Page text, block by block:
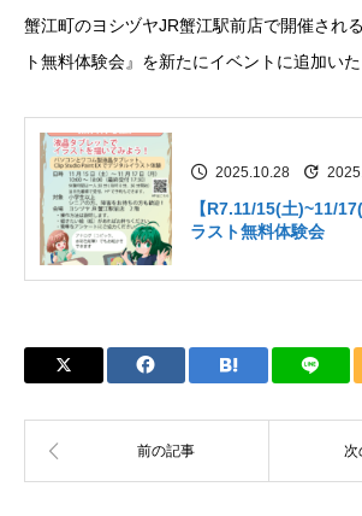
蟹江町のヨシヅヤJR蟹江駅前店で開催され
ト無料体験会』を新たにイベントに追加いた
2025.10.28
【R7.11/15(土)~11/
ラスト無料体験会